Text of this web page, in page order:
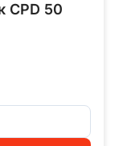
CPD 50